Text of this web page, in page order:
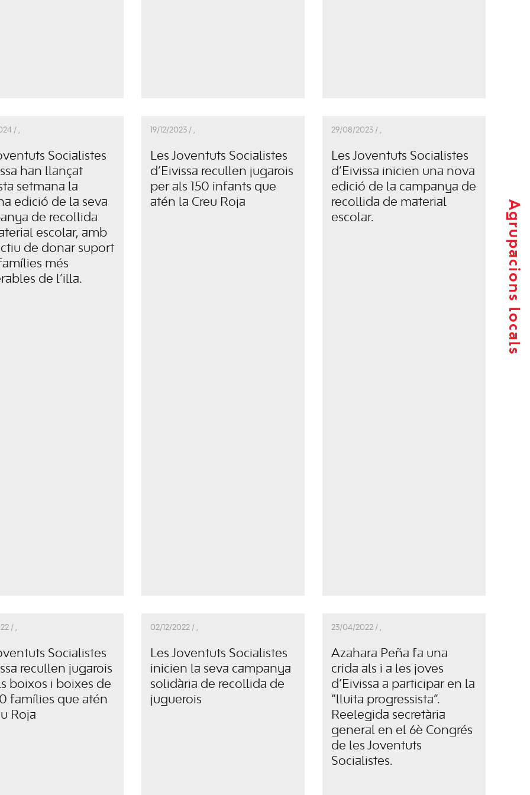
Agrupacions locals
/
Socialistes
han llançat
setmana la
edició de la seva
de recollida
escolar, amb
de donar suport
més
de l’illa.
19/12/2023 /
Les Joventuts Socialistes
d’Eivissa recullen jugarois
per als 150 infants que
atén la Creu Roja
29/08/2023 /
Les Joventuts Socialistes
d’Eivissa inicien una nova
edició de la campanya de
recollida de material
escolar.
/ ,
Socialistes
recullen jugarois
boixos i boixes de
famílies que atén
Roja
02/12/2022 / ,
Les Joventuts Socialistes
inicien la seva campanya
solidària de recollida de
juguerois
23/04/2022 / ,
Azahara Peña fa una
crida als i a les joves
d’Eivissa a participar en la
“lluita progressista”.
Reelegida secretària
general en el 6è Congrés
de les Joventuts
Socialistes.